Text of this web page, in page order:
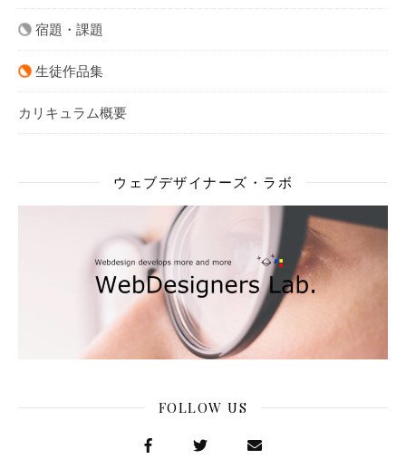
宿題・課題
生徒作品集
カリキュラム概要
ウェブデザイナーズ・ラボ
FOLLOW US